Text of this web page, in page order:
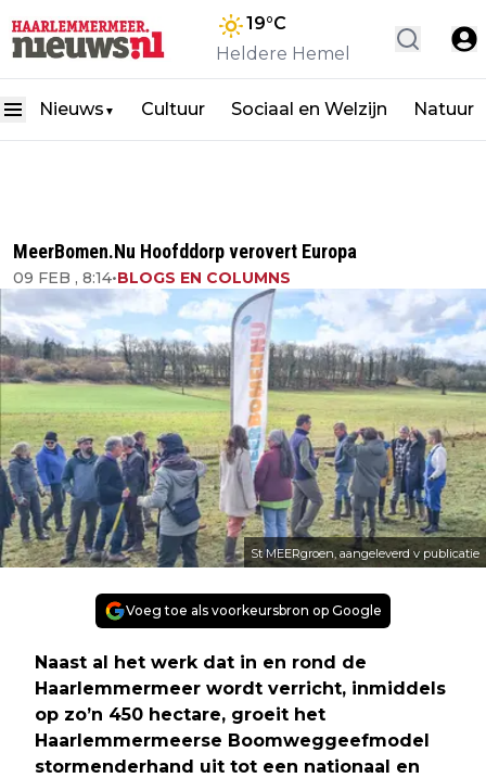
19°C
Heldere Hemel
Nieuws ▼ Cultuur Sociaal en Welzijn Natuur
MeerBomen.Nu Hoofddorp verovert Europa
09 FEB , 8:14•BLOGS EN COLUMNS
St MEERgroen, aangeleverd v publicatie
Voeg toe als voorkeursbron op Google
Naast al het werk dat in en rond de
Haarlemmermeer wordt verricht, inmiddels
op zo’n 450 hectare, groeit het
Haarlemmermeerse Boomweggeefmodel
stormenderhand uit tot een nationaal en